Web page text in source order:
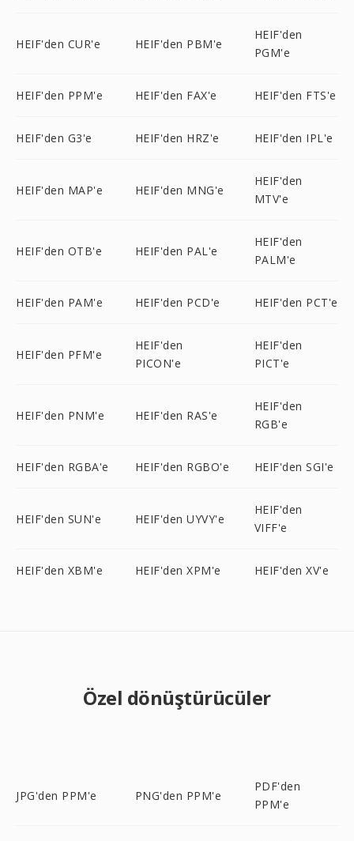
HEIF'den CUR'e HEIF'den PBM'e
HEIF'den
PGM'e
HEIF'den PPM'e HEIF'den FAX'e HEIF'den FTS'e
HEIF'den G3'e HEIF'den HRZ'e HEIF'den IPL'e
HEIF'den MAP'e HEIF'den MNG'e
HEIF'den
MTV'e
HEIF'den OTB'e HEIF'den PAL'e
HEIF'den
PALM'e
HEIF'den PAM'e HEIF'den PCD'e HEIF'den PCT'e
HEIF'den PFM'e
HEIF'den
PICON'e
HEIF'den
PICT'e
HEIF'den PNM'e HEIF'den RAS'e
HEIF'den
RGB'e
HEIF'den RGBA'e HEIF'den RGBO'e HEIF'den SGI'e
HEIF'den SUN'e HEIF'den UYVY'e
HEIF'den
VIFF'e
HEIF'den XBM'e HEIF'den XPM'e HEIF'den XV'e
Özel dönüştürücüler
JPG'den PPM'e PNG'den PPM'e
PDF'den
PPM'e